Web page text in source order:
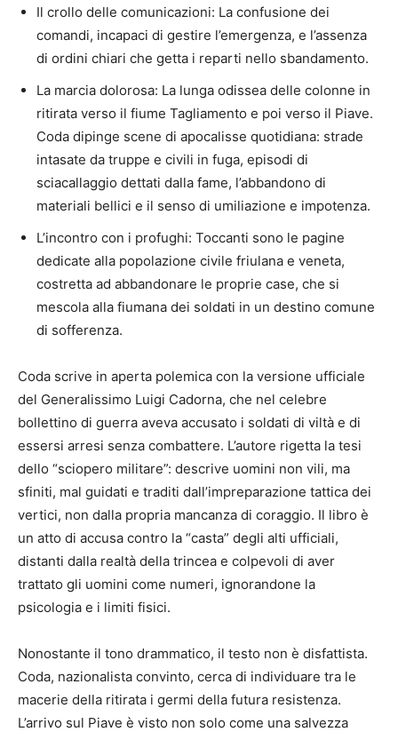
Il crollo delle comunicazioni: La confusione dei
comandi, incapaci di gestire l’emergenza, e l’assenza
di ordini chiari che getta i reparti nello sbandamento.
La marcia dolorosa: La lunga odissea delle colonne in
ritirata verso il fiume Tagliamento e poi verso il Piave.
Coda dipinge scene di apocalisse quotidiana: strade
intasate da truppe e civili in fuga, episodi di
sciacallaggio dettati dalla fame, l’abbandono di
materiali bellici e il senso di umiliazione e impotenza.
L’incontro con i profughi: Toccanti sono le pagine
dedicate alla popolazione civile friulana e veneta,
costretta ad abbandonare le proprie case, che si
mescola alla fiumana dei soldati in un destino comune
di sofferenza.
Coda scrive in aperta polemica con la versione ufficiale
del Generalissimo Luigi Cadorna, che nel celebre
bollettino di guerra aveva accusato i soldati di viltà e di
essersi arresi senza combattere. L’autore rigetta la tesi
dello “sciopero militare”: descrive uomini non vili, ma
sfiniti, mal guidati e traditi dall’impreparazione tattica dei
vertici, non dalla propria mancanza di coraggio. Il libro è
un atto di accusa contro la “casta” degli alti ufficiali,
distanti dalla realtà della trincea e colpevoli di aver
trattato gli uomini come numeri, ignorandone la
psicologia e i limiti fisici.
Nonostante il tono drammatico, il testo non è disfattista.
Coda, nazionalista convinto, cerca di individuare tra le
macerie della ritirata i germi della futura resistenza.
L’arrivo sul Piave è visto non solo come una salvezza